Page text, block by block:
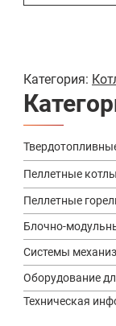
КСТБ
С
С пеллетной
BESER
КТП
КТС
КВТ
Одноконтурные
Пеллетные котлы
Пеллетные
Пеллетные
Пеллетные
Пеллетные
Блочно-
Системы
Оборудование
Техническая
Категория: